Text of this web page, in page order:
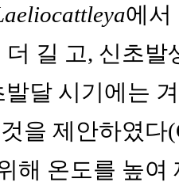
에서
길 고, 신초발
발달 시기에는
을 제안하였다
해 온도를 높여